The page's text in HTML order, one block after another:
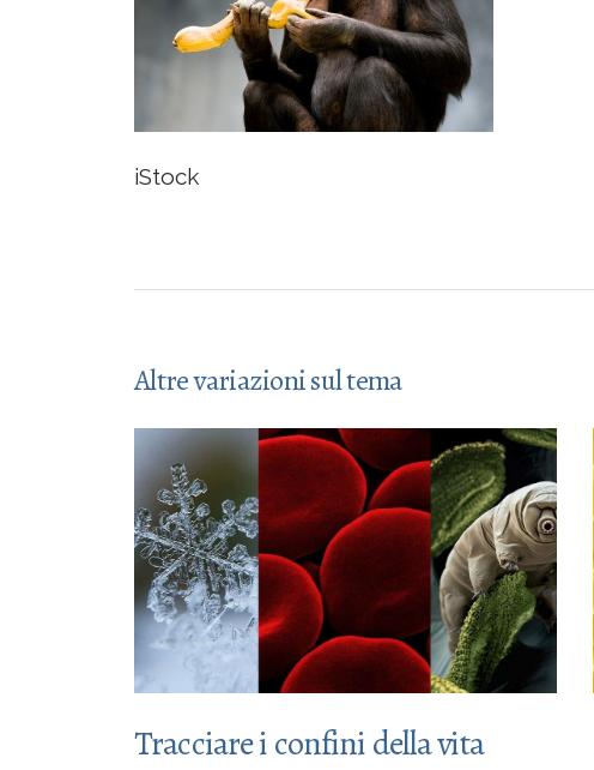
iStock
Altre variazioni sul tema
Tracciare i confini della vita